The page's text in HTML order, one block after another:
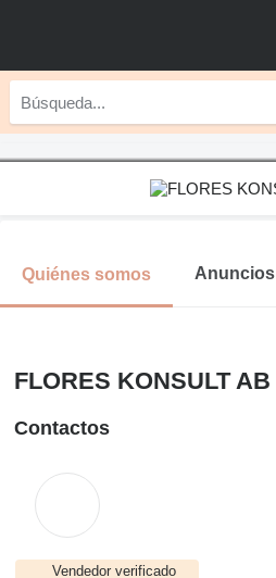
Quiénes somos Anuncios
FLORES KONSULT AB
Contactos
Vendedor verificado